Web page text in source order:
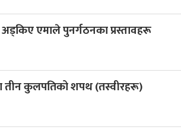
अड्किए एमाले पुनर्गठनका प्रस्तावहरू
तीन कुलपतिको शपथ (तस्वीरहरू)